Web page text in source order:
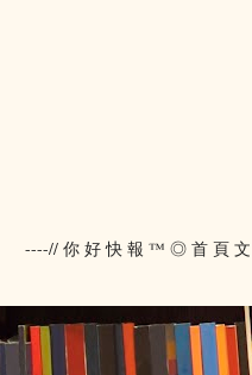
----// 你 好 快 報 ™ ◎ 首 頁 文